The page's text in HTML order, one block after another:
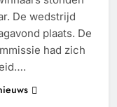
De wedstrijd
plaats. De
had zich